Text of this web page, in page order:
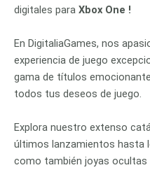
digitales para Xbox One !
En DigitaliaGames, nos
experiencia de juego
gama de títulos
todos tus deseos de juego.
Explora nuestro extenso
últimos lanzamientos hasta
como también joyas